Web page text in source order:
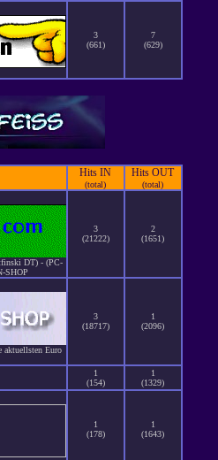
3
(661)
7
(629)
Hits IN
(total)
Hits OUT
(total)
DT) - (PC-
SHOP
3
(21222)
2
(1651)
Euro
3
(18717)
1
(2096)
1
(154)
1
(1329)
1
(178)
1
(1643)